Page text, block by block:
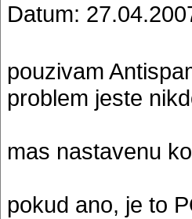
Datum:
pouzivam
problem jeste
mas nastavenu
pokud ano, je to